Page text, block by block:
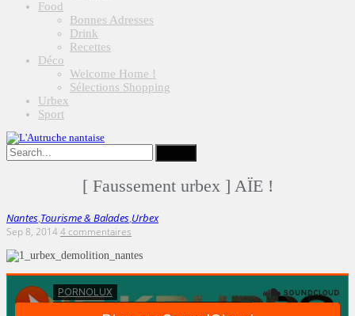
Food
Bonnes Adresses
Drink
Recettes
Déco
Welcome Home !
Sélections Shopping
Urbex
Sport
[ Faussement urbex ] AÏE !
Nantes,Tourisme & Balades,Urbex
Sep 8, 20144 commentaires